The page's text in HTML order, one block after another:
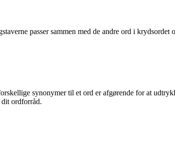
passer sammen med de andre ord i
synonymer til et ord er afgørende for at
ordforråd.